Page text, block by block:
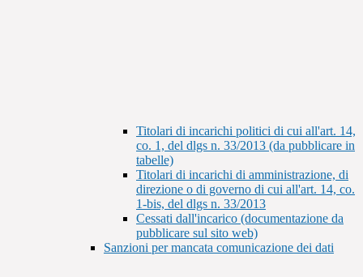
Titolari di incarichi politici di cui all'art. 14,
co. 1, del dlgs n. 33/2013 (da pubblicare in
tabelle)
Titolari di incarichi di amministrazione, di
direzione o di governo di cui all'art. 14, co.
1-bis, del dlgs n. 33/2013
Cessati dall'incarico (documentazione da
pubblicare sul sito web)
Sanzioni per mancata comunicazione dei dati